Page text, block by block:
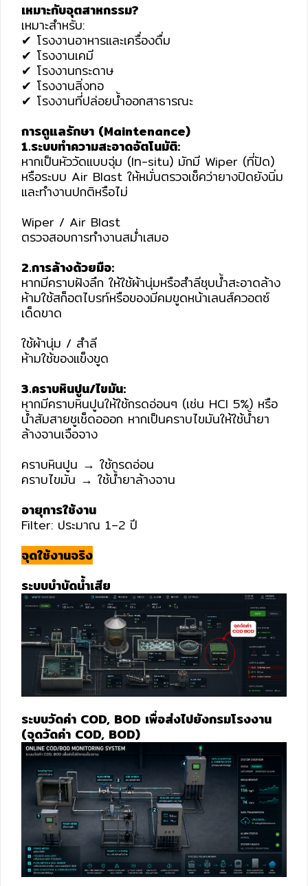
เหมาะกับอุตสาหกรรม?
เหมาะสำหรับ:
✔ โรงงานอาหารและเครื่องดื่ม
✔ โรงงานเคมี
✔ โรงงานกระดาษ
✔ โรงงานสิ่งทอ
✔ โรงงานที่ปล่อยน้ำออกสาธารณะ
การดูแลรักษา (Maintenance)
1.ระบบทำความสะอาดอัตโนมัติ:
หากเป็นหัววัดแบบจุ่ม (Iท-situ) มักมี Wiper (ที่ปัด)
หรือระบบ Air Blast ให้หมั่นตรวจเช็คว่ายางปิดยังนิ่ม
และทำงานปกติหรือไม่
Wiper / Air Blast
ตรวจสอบการทำงานสม่ำเสมอ
2.การล้างด้วยมือ:
หากมีคราบฝังลึก ให้ใช้ผ้านุ่มหรือสำลีชุบน้ำสะอาดล้าง
ห้ามใช้สก็อตไบรท์หรือของมีคมขูดหน้าเลนส์ควอตซ์
เด็ดขาด
ใช้ผ้านุ่ม / สำลี
ห้ามใช้ของแข็งขูด
3.คราบหินปูน/ไขมัน:
หากมีคราบหินปูนให้ใช้กรดอ่อนๆ (เช่น HCI 5%) หรือ
น้ำสัมสายชูเช็ดอออก หากเป็นคราบไขมันให้ใช้น้ำยา
ล้างจานเจือจาง
คราบหินปูน → ใช้กรดอ่อน
คราบไขมัน → ใช้น้ำยาล้างจาน
อายุการใช้งาน
Filter: ประมาณ 1–2 ปี
จุดใช้งานจริง
ระบบบำบัดน้ำเสีย
ระบบวัดค่า COD, BOD เพื่อส่งไปยังกรมโรงงาน
(จุดวัดค่า COD, BOD)